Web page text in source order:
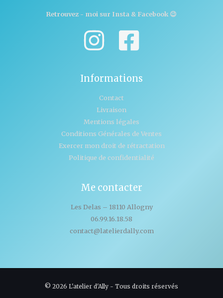
Retrouvez - moi sur Insta & Facebook 😉
Informations
Contact
Livraison
Mentions légales
Conditions Générales de Ventes
Exercer mon droit de rétractation
Politique de confidentialité
Me contacter
Les Delas – 18110 Allogny
06.99.16.18.58
contact@latelierdally.com
© 2026 L'atelier d'Ally - Tous droits réservés